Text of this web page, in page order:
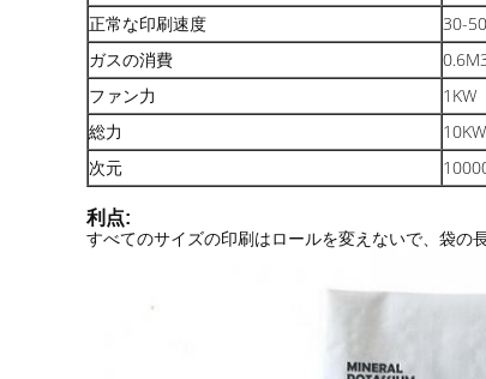
正常な印刷速度
30-
ガスの消費
ファン力
1KW
総力
10KW
次元
利点:
すべてのサイズの印刷はロールを変えないで、袋の